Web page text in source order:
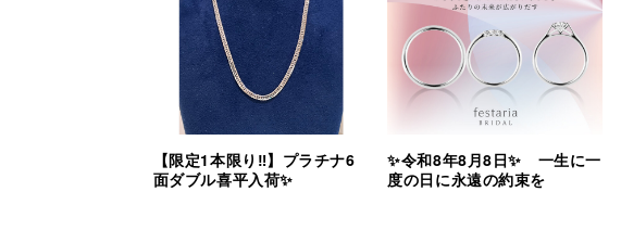
【限定1本限り‼︎】プラチナ6
面ダブル喜平入荷✨
✨令和8年8月8日✨ 一生に一
度の日に永遠の約束を